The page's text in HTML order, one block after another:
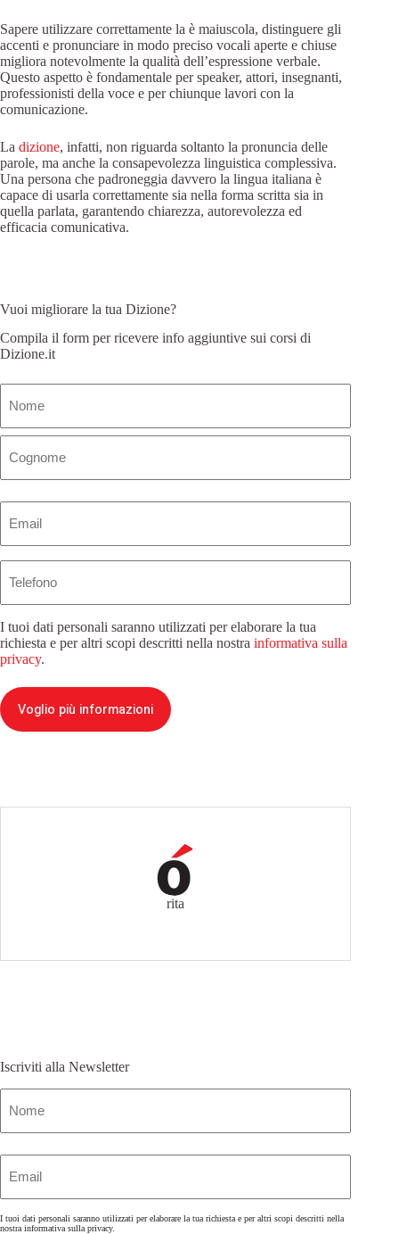
Sapere utilizzare correttamente la è maiuscola, distinguere gli
accenti e pronunciare in modo preciso vocali aperte e chiuse
migliora notevolmente la qualità dell’espressione verbale.
Questo aspetto è fondamentale per speaker, attori, insegnanti,
professionisti della voce e per chiunque lavori con la
comunicazione.
La dizione, infatti, non riguarda soltanto la pronuncia delle
parole, ma anche la consapevolezza linguistica complessiva.
Una persona che padroneggia davvero la lingua italiana è
capace di usarla correttamente sia nella forma scritta sia in
quella parlata, garantendo chiarezza, autorevolezza ed
efficacia comunicativa.
Vuoi migliorare la tua Dizione?
Compila il form per ricevere info aggiuntive sui corsi di
Dizione.it
I tuoi dati personali saranno utilizzati per elaborare la tua
richiesta e per altri scopi descritti nella nostra informativa sulla
privacy.
Voglio più informazioni
rita
Iscriviti alla Newsletter
I tuoi dati personali saranno utilizzati per elaborare la tua richiesta e per altri scopi descritti nella
nostra informativa sulla privacy.